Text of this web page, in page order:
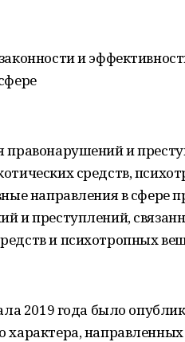
и
правонарушений и
средств,
направления в сфере
и преступлений,
и психотропных
2019 года было
характера,